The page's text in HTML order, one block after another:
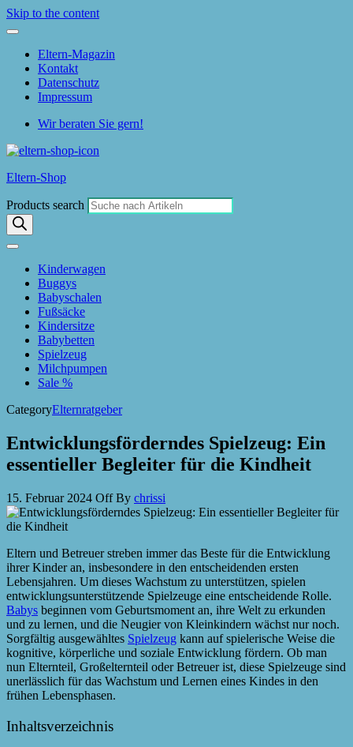
Skip to the content
Eltern-Magazin
Kontakt
Datenschutz
Impressum
Wir beraten Sie gern!
Eltern-Shop
Products search
Kinderwagen
Buggys
Babyschalen
Fußsäcke
Kindersitze
Babybetten
Spielzeug
Milchpumpen
Sale %
CategoryElternratgeber
Entwicklungsförderndes Spielzeug: Ein
essentieller Begleiter für die Kindheit
15. Februar 2024 OffBy chrissi
Eltern und Betreuer streben immer das Beste für die Entwicklung
ihrer Kinder an, insbesondere in den entscheidenden ersten
Lebensjahren. Um dieses Wachstum zu unterstützen, spielen
entwicklungsunterstützende Spielzeuge eine entscheidende Rolle.
Babys beginnen vom Geburtsmoment an, ihre Welt zu erkunden
und zu lernen, und die Neugier von Kleinkindern wächst nur noch.
Sorgfältig ausgewähltes Spielzeug kann auf spielerische Weise die
kognitive, körperliche und soziale Entwicklung fördern. Ob man
nun Elternteil, Großelternteil oder Betreuer ist, diese Spielzeuge sind
unerlässlich für das Wachstum und Lernen eines Kindes in den
frühen Lebensphasen.
Inhaltsverzeichnis